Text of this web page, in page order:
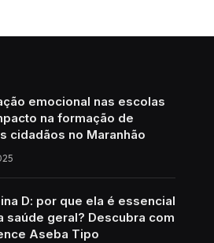
emocional nas escolas
na formação de
cidadãos no Maranhão
D: por que ela é essencial
saúde geral? Descubra com
Aseba Tipo